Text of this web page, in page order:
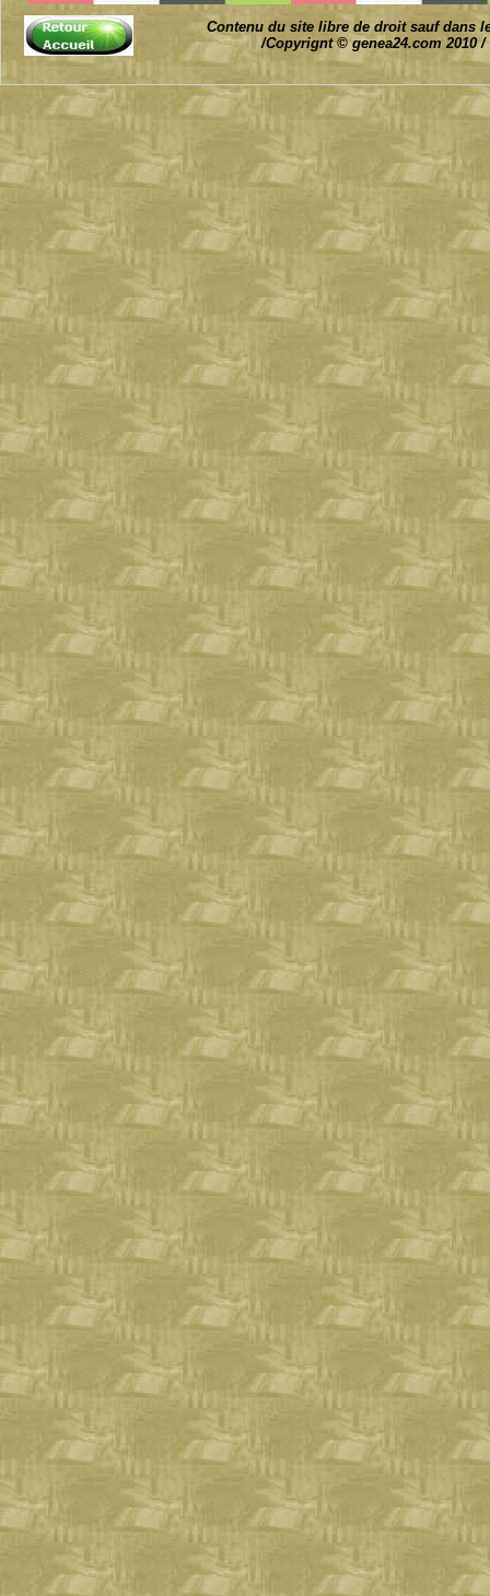
Contenu du site libre de droit sauf dans
/Copyrignt © genea24.com 2010